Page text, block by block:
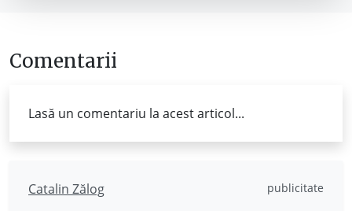
Comentarii
Lasă un comentariu la acest articol...
Catalin Zălog publicitate